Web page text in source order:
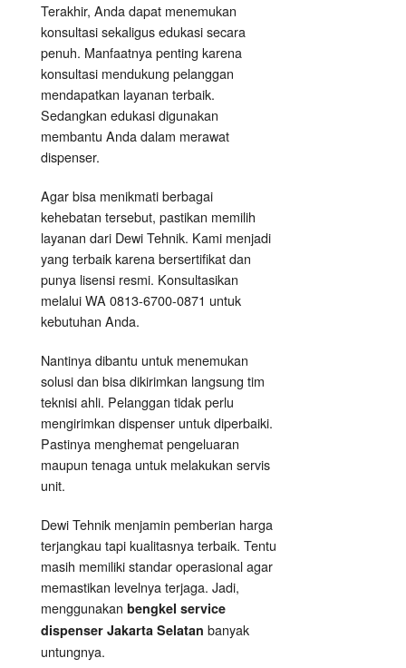
Terakhir, Anda dapat menemukan
konsultasi sekaligus edukasi secara
penuh. Manfaatnya penting karena
konsultasi mendukung pelanggan
mendapatkan layanan terbaik.
Sedangkan edukasi digunakan
membantu Anda dalam merawat
dispenser.
Agar bisa menikmati berbagai
kehebatan tersebut, pastikan memilih
layanan dari Dewi Tehnik. Kami menjadi
yang terbaik karena bersertifikat dan
punya lisensi resmi. Konsultasikan
melalui WA 0813-6700-0871 untuk
kebutuhan Anda.
Nantinya dibantu untuk menemukan
solusi dan bisa dikirimkan langsung tim
teknisi ahli. Pelanggan tidak perlu
mengirimkan dispenser untuk diperbaiki.
Pastinya menghemat pengeluaran
maupun tenaga untuk melakukan servis
unit.
Dewi Tehnik menjamin pemberian harga
terjangkau tapi kualitasnya terbaik. Tentu
masih memiliki standar operasional agar
memastikan levelnya terjaga. Jadi,
menggunakan bengkel service
dispenser Jakarta Selatan banyak
untungnya.